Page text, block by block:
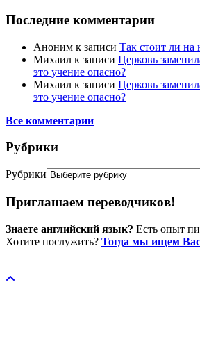
Последние комментарии
Аноним к записи Так стоит ли на
Михаил к записи Церковь
это учение опасно?
Михаил к записи Церковь
это учение опасно?
Все комментарии
Рубрики
Рубрики
Приглашаем переводчиков!
Знаете английский язык? Есть опыт
Хотите послужить? Тогда мы ищем